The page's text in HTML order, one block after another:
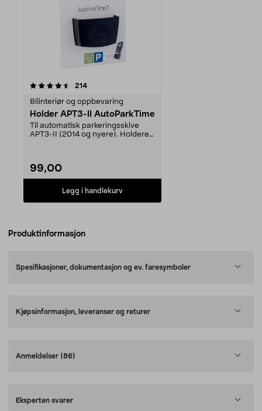
214anmeldelser
Bilinteriør og oppbevaring
Holder APT3-II AutoParkTime
Til automatisk parkeringsskive
APT3-II (2014 og nyere). Holderen
99,00
Legg i handlekurv
Produktinformasjon
Spesifikasjoner, dokumentasjon og ev. faresymboler
Kjøpsinformasjon, leveranser og returer
Anmeldelser (86)
Eksperten svarer